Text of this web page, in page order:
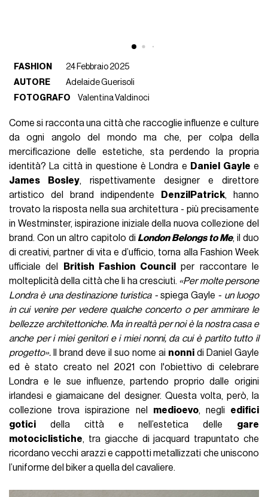
FASHION
24 Febbraio 2025
AUTORE
Adelaide Guerisoli
FOTOGRAFO
Valentina Valdinoci
Come si racconta una città che raccoglie influenze e culture
da ogni angolo del mondo ma che, per colpa della
mercificazione delle estetiche, sta perdendo la propria
identità? La città in questione è Londra e Daniel Gayle e
James Bosley, rispettivamente designer e direttore
artistico del brand indipendente
DenzilPatrick, hanno
trovato la risposta nella sua architettura - più precisamente
in Westminster, ispirazione iniziale della nuova collezione del
brand. Con un altro capitolo di London Belongs to Me, il duo
di creativi, partner di vita e d’ufficio, torna alla Fashion Week
ufficiale del
British Fashion Council
per raccontare le
molteplicità della città che li ha cresciuti. «Per molte persone
Londra è una destinazione turistica - spiega Gayle - un luogo
in cui venire per vedere qualche concerto o per ammirare le
bellezze architettoniche. Ma in realtà per noi è la nostra casa e
anche per i miei genitori e i miei nonni, da cui è partito tutto il
progetto». Il brand deve il suo nome ai nonni di Daniel Gayle
ed è stato creato nel 2021 con l'obiettivo di celebrare
Londra e le sue influenze, partendo proprio dalle origini
irlandesi e giamaicane del designer. Questa volta, però, la
collezione trova ispirazione nel medioevo, negli edifici
gotici della città e nell’estetica delle gare
motociclistiche, tra giacche di jacquard trapuntato che
ricordano vecchi arazzi e cappotti metallizzati che uniscono
l’uniforme del biker a quella del cavaliere.